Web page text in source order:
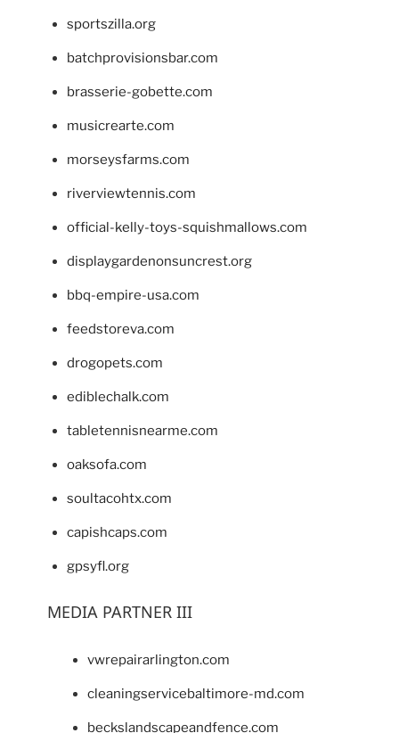
sportszilla.org
batchprovisionsbar.com
brasserie-gobette.com
musicrearte.com
morseysfarms.com
riverviewtennis.com
official-kelly-toys-squishmallows.com
displaygardenonsuncrest.org
bbq-empire-usa.com
feedstoreva.com
drogopets.com
ediblechalk.com
tabletennisnearme.com
oaksofa.com
soultacohtx.com
capishcaps.com
gpsyfl.org
MEDIA PARTNER III
vwrepairarlington.com
cleaningservicebaltimore-md.com
beckslandscapeandfence.com